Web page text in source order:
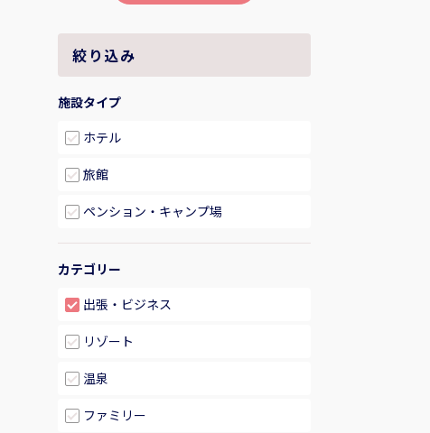
絞り込み
施設タイプ
ホテル
旅館
ペンション・キャンプ場
カテゴリー
出張・ビジネス
リゾート
温泉
ファミリー